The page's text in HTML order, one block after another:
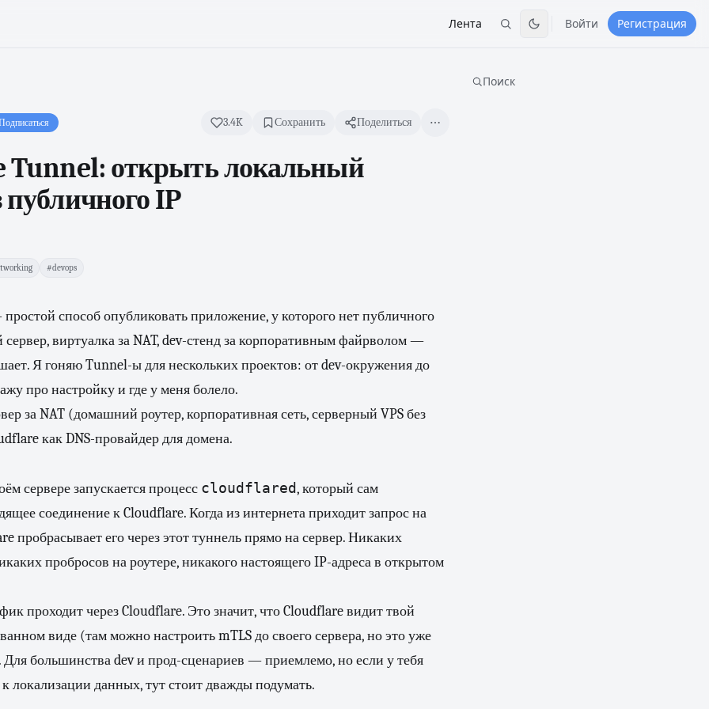
Лента Войти Регистрация
3.4K Сохранить Поделиться
Tunnel: открыть локальный
публичного IP
#devops
способ опубликовать приложение, у которого нет публичного
виртуалка за NAT, dev-стенд за корпоративным файрволом —
Я гоняю Tunnel-ы для нескольких проектов: от dev-окружения до
про настройку и где у меня болело.
за NAT (домашний роутер, корпоративная сеть, серверный VPS без
как DNS-провайдер для домена.
сервере запускается процесс cloudflared, который сам
соединение к Cloudflare. Когда из интернета приходит запрос на
пробрасывает его через этот туннель прямо на сервер. Никаких
пробросов на роутере, никакого настоящего IP-адреса в открытом
проходит через Cloudflare. Это значит, что Cloudflare видит твой
виде (там можно настроить mTLS до своего сервера, но это уже
Для большинства dev и прод-сценариев — приемлемо, но если у тебя
к локализации данных, тут стоит дважды подумать.
Поиск